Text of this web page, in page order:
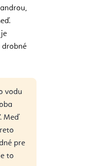
drobné
vodu
Meď
pre
to